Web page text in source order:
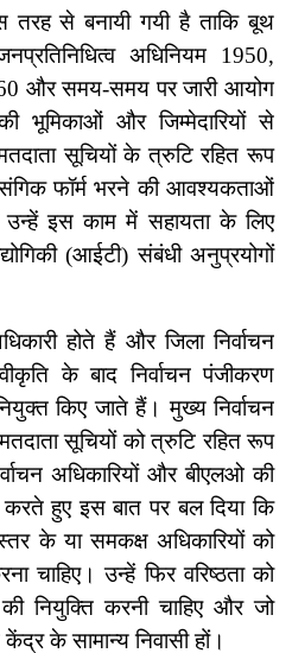
तरह से बनायी गयी है ताकि बूथ
अधिनियम 1950,
और समय-समय पर जारी आयोग
भूमिकाओं और जिम्मेदारियों से
सूचियों के त्रुटि रहित रूप
फॉर्म भरने की आवश्यकताओं
इस काम में सहायता के लिए
(आईटी) संबंधी अनुप्रयोगों
होते हैं और जिला निर्वाचन
के बाद निर्वाचन पंजीकरण
किए जाते हैं। मुख्य निर्वाचन
सूचियों को त्रुटि रहित रूप
अधिकारियों और बीएलओ की
करते हुए इस बात पर बल दिया कि
के या समकक्ष अधिकारियों को
उन्हें फिर वरिष्ठता को
नियुक्ति करनी चाहिए और जो
के सामान्य निवासी हों।